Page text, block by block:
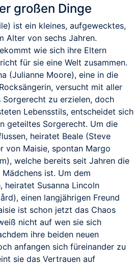
großen Dinge
ist ein kleines, aufgewecktes,
Alter von sechs Jahren.
wie sich ihre Eltern
für sie eine Welt zusammen.
(Julianne Moore), eine in die
versucht mit aller
Sorgerecht zu erzielen, doch
Lebensstils, entscheidet sich
geteiltes Sorgerecht. Um die
heiratet Beale (Steve
von Maisie, spontan Margo
welche bereits seit Jahren die
ist. Um dem
heiratet Susanna Lincoln
einen langjährigen Freund
ist schon jetzt das Chaos
nicht auf wen sie sich
ihre beiden neuen
anfangen sich füreinander zu
sie das Vertrauen auf